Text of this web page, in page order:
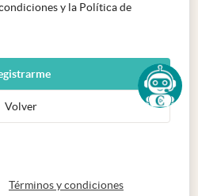
y la Política de
Volver
en nueva pestaña
Términos y condicionesabre en nueva